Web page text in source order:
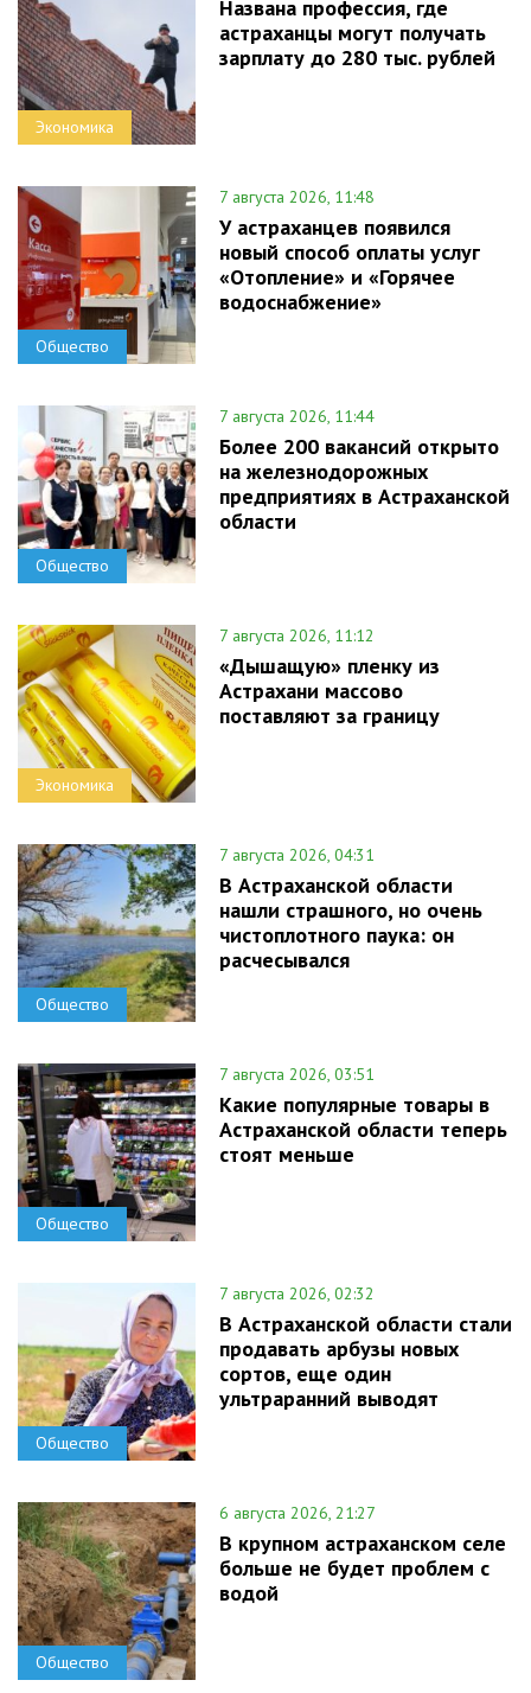
Экономика
Названа профессия, где
астраханцы могут получать
зарплату до 280 тыс. рублей
Общество
7 августа 2026, 11:48
У астраханцев появился
новый способ оплаты услуг
«Отопление» и «Горячее
водоснабжение»
Общество
7 августа 2026, 11:44
Более 200 вакансий открыто
на железнодорожных
предприятиях в Астраханской
области
Экономика
7 августа 2026, 11:12
«Дышащую» пленку из
Астрахани массово
поставляют за границу
Общество
7 августа 2026, 04:31
В Астраханской области
нашли страшного, но очень
чистоплотного паука: он
расчесывался
Общество
7 августа 2026, 03:51
Какие популярные товары в
Астраханской области теперь
стоят меньше
Общество
7 августа 2026, 02:32
В Астраханской области стали
продавать арбузы новых
сортов, еще один
ультраранний выводят
Общество
6 августа 2026, 21:27
В крупном астраханском селе
больше не будет проблем с
водой